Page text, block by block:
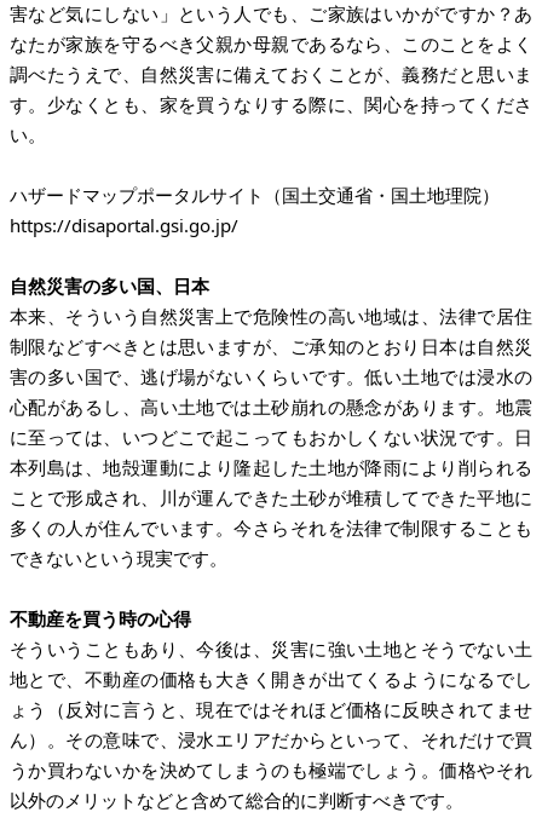
害など気にしない」という人でも、ご家族はいかがですか？あ
なたが家族を守るべき父親か母親であるなら、このことをよく
調べたうえで、自然災害に備えておくことが、義務だと思いま
す。少なくとも、家を買うなりする際に、関心を持ってくださ
い。
https://disaportal.gsi.go.jp/
自然災害の多い国、日本
本来、そういう自然災害上で危険性の高い地域は、法律で居住
制限などすべきとは思いますが、ご承知のとおり日本は自然災
害の多い国で、逃げ場がないくらいです。低い土地では浸水の
心配があるし、高い土地では土砂崩れの懸念があります。地震
に至っては、いつどこで起こってもおかしくない状況です。日
本列島は、地殻運動により隆起した土地が降雨により削られる
ことで形成され、川が運んできた土砂が堆積してできた平地に
多くの人が住んでいます。今さらそれを法律で制限することも
できないという現実です。
不動産を買う時の心得
そういうこともあり、今後は、災害に強い土地とそうでない土
地とで、不動産の価格も大きく開きが出てくるようになるでし
ょう（反対に言うと、現在ではそれほど価格に反映されてませ
ん）。その意味で、浸水エリアだからといって、それだけで買
うか買わないかを決めてしまうのも極端でしょう。価格やそれ
以外のメリットなどと含めて総合的に判断すべきです。